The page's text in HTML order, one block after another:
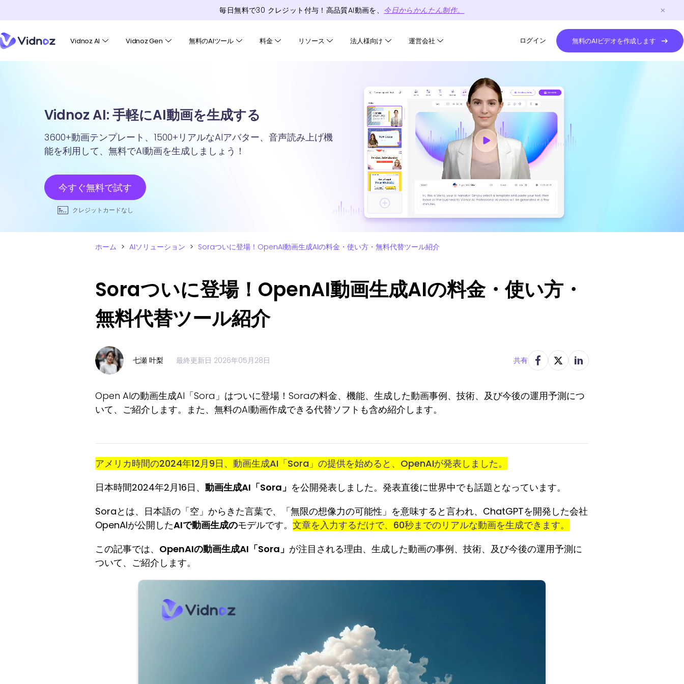
毎日無料で30 クレジット 付与！高品質AI動画を、 今日からかんたん制作。
Vidnoz AI Vidnoz Gen 無料のAIツール 料金 リソース 法人様向け 運営会社 ログイン 無料のAIビデオを作成します
Vidnoz AI: 手軽にAI動画を生成する
3600+動画テンプレート、1500+リアルなAIアバター、音声読み上げ機
能を利用して、無料でAI動画を生成しましょう！
今すぐ無料で試す
クレジットカードなし
ホーム > AIソリューション > Soraついに登場！OpenAI動画生成AIの料金・使い方・無料代替ツール紹介
Soraついに登場！OpenAI動画生成AIの料金・使い方・
無料代替ツール紹介
七瀬 叶梨 最終更新日 2026年05月28日 共有
Open AIの動画生成AI「Sora」はついに登場！Soraの料金、機能、生成した動画事例、技術、及び今後の運用予測につ
いて、ご紹介します。また、無料のAI動画作成できる代替ソフトも含め紹介します。
アメリカ時間の2024年12月9日、動画生成AI「Sora」の提供を始めると、OpenAIが発表しました。
日本時間2024年2月16日、 動画生成AI「Sora」 を公開発表しました。発表直後に世界中でも話題となっています。
Soraとは、日本語の「空」からきた言葉で、「無限の想像力の可能性」を意味すると言われ、ChatGPTを開発した会社
OpenAIが公開したAIで動画生成のモデルです。 文章を入力するだけで、60秒までのリアルな動画を生成できます。
この記事では、 OpenAIの動画生成AI「Sora」 が注目される理由、生成した動画の事例、技術、及び今後の運用予測に
ついて、ご紹介します。